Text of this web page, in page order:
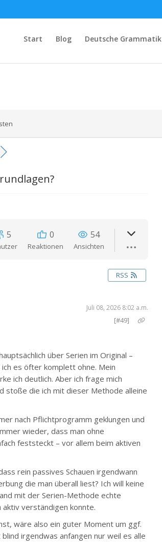
Start Blog Deutsche Grammatik
5 0
Reaktionen
54
Ansichten
RSS
Juli 08, 2026 8:02 a.m.
[#49]
über Serien im Original –
es öfter komplett ohne. Mein
ich deutlich. Aber ich frage mich
stoße die ich mit dieser Methode alleine
nach Pflichtprogramm geklungen und
wieder, dass man ohne
feststeckt – vor allem beim aktiven
rein passives Schauen irgendwann
die man überall liest? Ich will keine
mit der Serien-Methode echte
aktiv verständigen konnte.
wäre also ein guter Moment um ggf.
irgendwas anfangen nur weil es alle